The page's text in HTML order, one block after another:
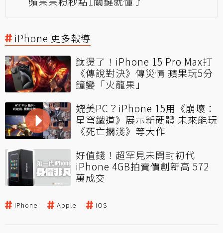
iPhone 更多報導
鈦燙了！iPhone 15 Pro Max打
《傳說對決》傳災情 蘋果玩5分
鐘變「火龍果」
媲美PC？iPhone 15用《崩壞：
星穹鐵道》展示新硬體 未來能玩
《死亡擱淺》等大作
好值錢！超罕見未開封初代
iPhone 4GB拍賣價創新高 572
萬成交
iPhone Apple iOS